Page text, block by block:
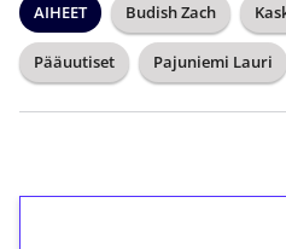
AIHEET Budish Zach
Pääuutiset Pajuniemi Lauri